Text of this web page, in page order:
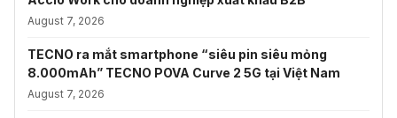
August 7, 2026
TECNO ra mắt smartphone “siêu pin siêu mỏng
8.000mAh” TECNO POVA Curve 2 5G tại Việt Nam
August 7, 2026